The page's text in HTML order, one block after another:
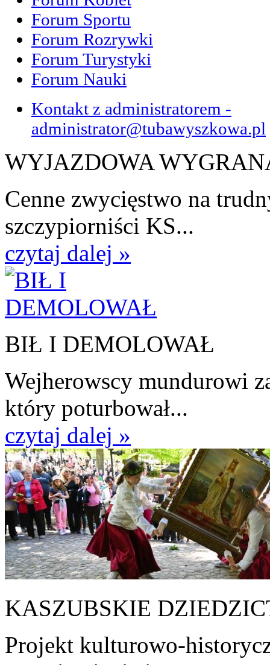
Forum Sportu
Forum Rozrywki
Forum Turystyki
Forum Nauki
Kontakt z administratorem -
administrator@tubawyszkowa.pl
WYJAZDOWA
Cenne zwycięstwo na
szczypiorniści KS...
czytaj dalej »
BIŁ I DEMOLOWAŁ
Wejherowscy mundurowi
który poturbował...
czytaj dalej »
KASZUBSKIE
Projekt kulturowo-